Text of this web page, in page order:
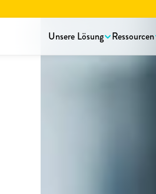
Unsere Lösung Ressourcen